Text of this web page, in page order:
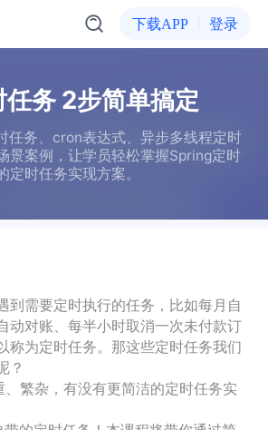
下载APP 登录
务 2步简单搞定
任务、cron表达式、异步多线程定时
景案例，让学员轻松掌握Spring定时
定时任务实现方案。
到需要定时执行的任务，比如每月自
动对账、每半小时取消一次未付款订
称为定时任务。那这些定时任务我们
？
、繁杂，有没有更简洁的定时任务实